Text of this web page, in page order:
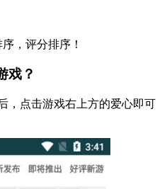
，评分排序！
戏？
，点击游戏右上方的爱心即可